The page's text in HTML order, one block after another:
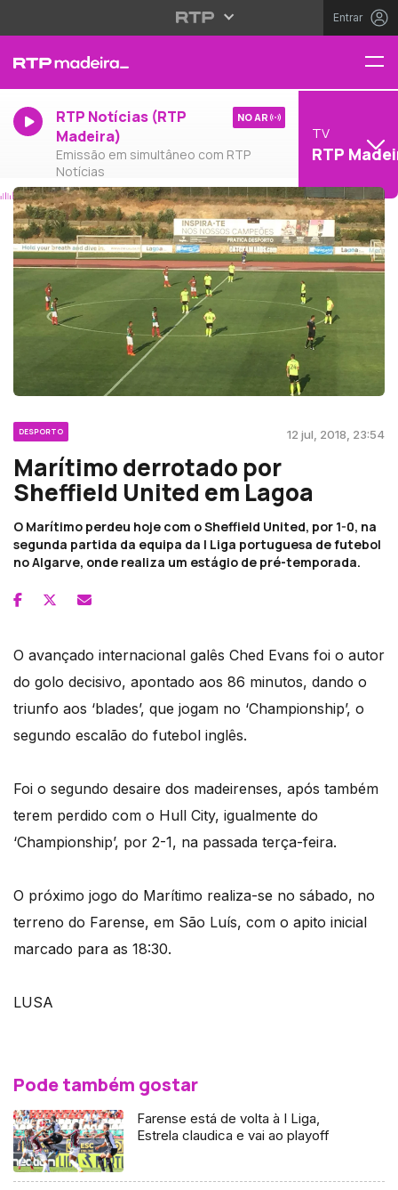
Entrar
RTP Notícias (RTP
Madeira)
Emissão em simultâneo com RTP
Notícias
NO AR
TV
RTP
DESPORTO 12 jul, 2018, 23:54
Marítimo derrotado por
Sheffield United em Lagoa
O Marítimo perdeu hoje com o Sheffield United, por 1-0, na
segunda partida da equipa da I Liga portuguesa de futebol
no Algarve, onde realiza um estágio de pré-temporada.
O avançado internacional galês Ched Evans foi o autor
do golo decisivo, apontado aos 86 minutos, dando o
triunfo aos ‘blades’, que jogam no ‘Championship’, o
segundo escalão do futebol inglês.
Foi o segundo desaire dos madeirenses, após também
terem perdido com o Hull City, igualmente do
‘Championship’, por 2-1, na passada terça-feira.
O próximo jogo do Marítimo realiza-se no sábado, no
terreno do Farense, em São Luís, com o apito inicial
marcado para as 18:30.
LUSA
Pode também gostar
Farense está de volta à I Liga,
Estrela claudica e vai ao playoff